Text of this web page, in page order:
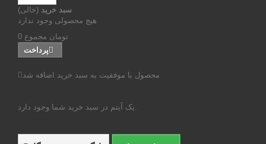
سبد خرید (خالی)
هیچ محصولی وجود ندارد
0 تومان مجموع
پرداخت
محصول با موفقیت به سبد خرید اضافه شد
یک آیتم در سبد خرید شما وجود دارد.